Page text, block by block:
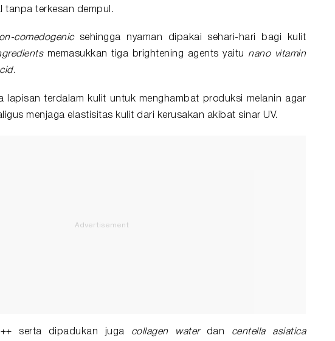
tanpa terkesan dempul.
comedogenicsehingga nyaman dipakai sehari-hari bagi kulit
memasukkan tiga brightening agents yaitu nano vitamin
.
lapisan terdalam kulit untuk menghambat produksi melanin agar
menjaga elastisitas kulit dari kerusakan akibat sinar UV.
serta dipadukan juga collagen waterdan centella asiatica